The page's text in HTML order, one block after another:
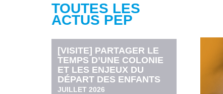
TOUTES LES
ACTUS PEP
[VISITE] PARTAGER LE
TEMPS D’UNE COLONIE
ET LES ENJEUX DU
DÉPART DES ENFANTS
JUILLET 2026